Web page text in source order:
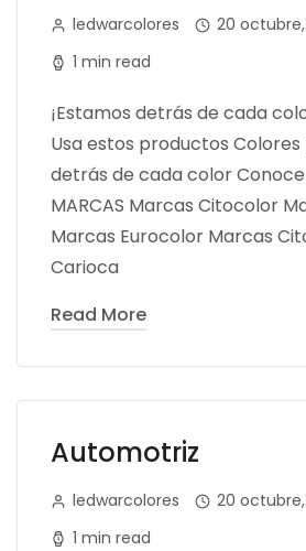
ledwarcolores
20
1 min read
¡Estamos detrás de cada
Usa estos productos
detrás de cada color
MARCAS Marcas Citocolor
Marcas Eurocolor Marcas
Carioca
Read More
Automotriz
ledwarcolores
20
1 min read